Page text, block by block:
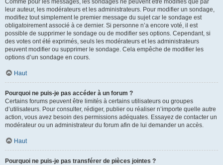
Comme pour les messages, les sondages ne peuvent être modifiés que par
leur auteur, les modérateurs et les administrateurs. Pour modifier un sondage,
modifiez tout simplement le premier message du sujet car le sondage est
obligatoirement associé à ce dernier. Si personne n’a encore voté, il est
possible de supprimer le sondage ou de modifier ses options. Cependant, si
des votes ont été exprimés, seuls les modérateurs et les administrateurs
peuvent modifier ou supprimer le sondage. Cela empêche de modifier les
options d’un sondage en cours.
Haut
Pourquoi ne puis-je pas accéder à un forum ?
Certains forums peuvent être limités à certains utilisateurs ou groupes
d’utilisateurs. Pour consulter, rédiger, publier ou réaliser n’importe quelle autre
action, vous avez besoin des permissions adéquates. Essayez de contacter un
modérateur ou un administrateur du forum afin de lui demander un accès.
Haut
Pourquoi ne puis-je pas transférer de pièces jointes ?